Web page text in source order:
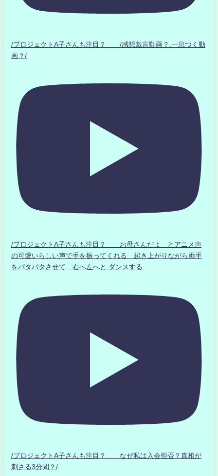
/プロジェクトA子さんも注目？ /感想戯言動画？.一息つく動
画？/
/プロジェクトA子さんも注目？ お母さんだよ とアニメ声
の可愛いらしい声で手を振ってくれる 起き上がりながら両手
をパタパタさせて 右へ左へと ダンスする
/プロジェクトA子さんも注目？ なぜ私は入会拒否？真相が
刺さる3分間？/